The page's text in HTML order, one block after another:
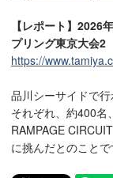
【レポート】2026
プリング東京大会2
https://
品川シーサイドで
それぞれ、約400名
RAMPAGE
に挑んだとのことで